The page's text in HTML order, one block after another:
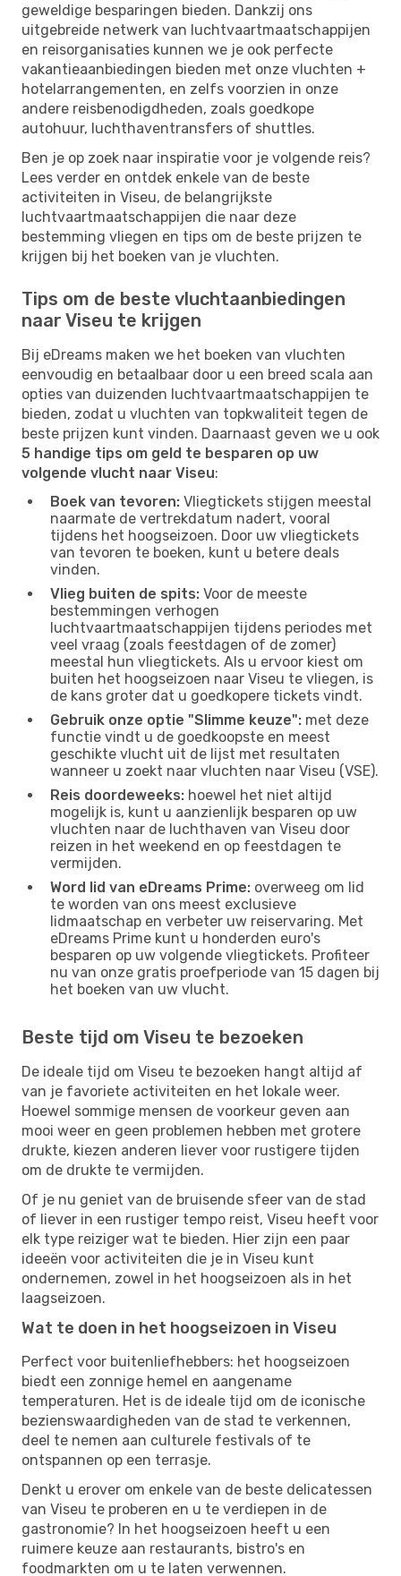
geweldige besparingen bieden. Dankzij ons
uitgebreide netwerk van luchtvaartmaatschappijen
en reisorganisaties kunnen we je ook perfecte
vakantieaanbiedingen bieden met onze vluchten +
hotelarrangementen, en zelfs voorzien in onze
andere reisbenodigdheden, zoals goedkope
autohuur, luchthaventransfers of shuttles.
Ben je op zoek naar inspiratie voor je volgende reis?
Lees verder en ontdek enkele van de beste
activiteiten in Viseu, de belangrijkste
luchtvaartmaatschappijen die naar deze
bestemming vliegen en tips om de beste prijzen te
krijgen bij het boeken van je vluchten.
Tips om de beste vluchtaanbiedingen
naar Viseu te krijgen
Bij eDreams maken we het boeken van vluchten
eenvoudig en betaalbaar door u een breed scala aan
opties van duizenden luchtvaartmaatschappijen te
bieden, zodat u vluchten van topkwaliteit tegen de
beste prijzen kunt vinden. Daarnaast geven we u ook
5 handige tips om geld te besparen op uw
volgende vlucht naar Viseu:
Boek van tevoren: Vliegtickets stijgen meestal
naarmate de vertrekdatum nadert, vooral
tijdens het hoogseizoen. Door uw vliegtickets
van tevoren te boeken, kunt u betere deals
vinden.
Vlieg buiten de spits: Voor de meeste
bestemmingen verhogen
luchtvaartmaatschappijen tijdens periodes met
veel vraag (zoals feestdagen of de zomer)
meestal hun vliegtickets. Als u ervoor kiest om
buiten het hoogseizoen naar Viseu te vliegen, is
de kans groter dat u goedkopere tickets vindt.
Gebruik onze optie "Slimme keuze": met deze
functie vindt u de goedkoopste en meest
geschikte vlucht uit de lijst met resultaten
wanneer u zoekt naar vluchten naar Viseu (VSE).
Reis doordeweeks: hoewel het niet altijd
mogelijk is, kunt u aanzienlijk besparen op uw
vluchten naar de luchthaven van Viseu door
reizen in het weekend en op feestdagen te
vermijden.
Word lid van eDreams Prime: overweeg om lid
te worden van ons meest exclusieve
lidmaatschap en verbeter uw reiservaring. Met
eDreams Prime kunt u honderden euro's
besparen op uw volgende vliegtickets. Profiteer
nu van onze gratis proefperiode van 15 dagen bij
het boeken van uw vlucht.
Beste tijd om Viseu te bezoeken
De ideale tijd om Viseu te bezoeken hangt altijd af
van je favoriete activiteiten en het lokale weer.
Hoewel sommige mensen de voorkeur geven aan
mooi weer en geen problemen hebben met grotere
drukte, kiezen anderen liever voor rustigere tijden
om de drukte te vermijden.
Of je nu geniet van de bruisende sfeer van de stad
of liever in een rustiger tempo reist, Viseu heeft voor
elk type reiziger wat te bieden. Hier zijn een paar
ideeën voor activiteiten die je in Viseu kunt
ondernemen, zowel in het hoogseizoen als in het
laagseizoen.
Wat te doen in het hoogseizoen in Viseu
Perfect voor buitenliefhebbers: het hoogseizoen
biedt een zonnige hemel en aangename
temperaturen. Het is de ideale tijd om de iconische
bezienswaardigheden van de stad te verkennen,
deel te nemen aan culturele festivals of te
ontspannen op een terrasje.
Denkt u erover om enkele van de beste delicatessen
van Viseu te proberen en u te verdiepen in de
gastronomie? In het hoogseizoen heeft u een
ruimere keuze aan restaurants, bistro's en
foodmarkten om u te laten verwennen.